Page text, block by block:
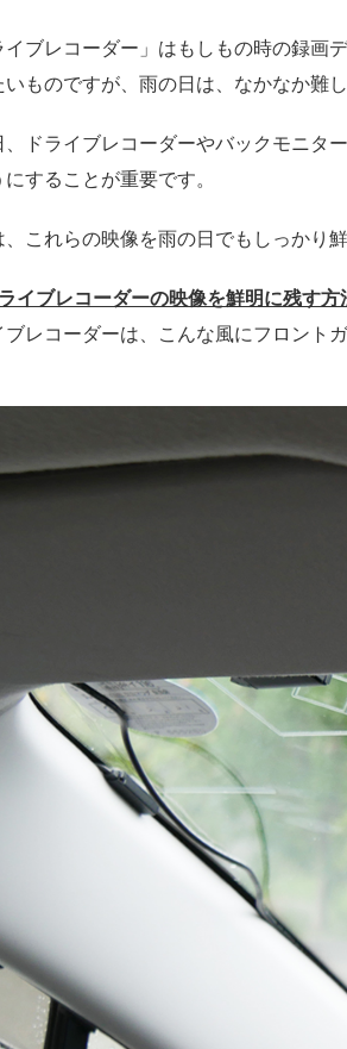
イブレコーダー」はもしもの時の録
いものですが、雨の日は、なかなか難
、ドライブレコーダーやバックモニタ
にすることが重要です。
、これらの映像を雨の日でもしっかり
イブレコーダーの映像を鮮明に残す方
ブレコーダーは、こんな風にフロント